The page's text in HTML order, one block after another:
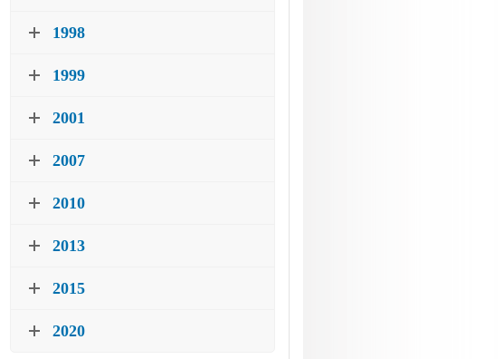
1998
1999
2001
2007
2010
2013
2015
2020